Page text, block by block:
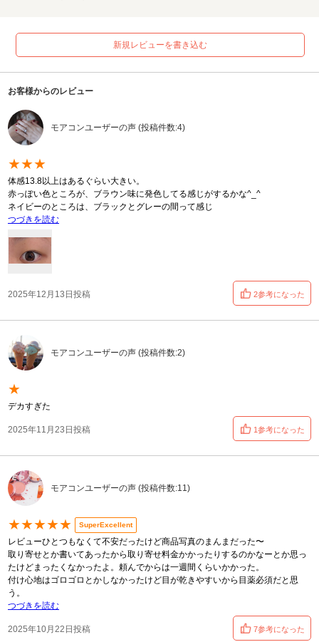
新規レビューを書き込む
お客様からのレビュー
モアコンユーザーの声 (投稿件数:4)
★★★
体感13.8以上はあるぐらい大きい。
赤っぽい色ところが、ブラウン味に発色してる感じがするかな^_^
ネイビーのところは、ブラックとグレーの間って感じ
つづきを読む
2025年12月13日投稿 2参考になった
モアコンユーザーの声 (投稿件数:2)
★
デカすぎた
2025年11月23日投稿 1参考になった
モアコンユーザーの声 (投稿件数:11)
★★★★★ SuperExcellent
レビューひとつもなくて不安だったけど商品写真のまんまだった〜
取り寄せとか書いてあったから取り寄せ料金かかったりするのかなーとか思っ
たけどまったくなかったよ。頼んでからは一週間くらいかかった。
付け心地はゴロゴロとかしなかったけど目が乾きやすいから目薬必須だと思
う。
つづきを読む
2025年10月22日投稿 7参考になった